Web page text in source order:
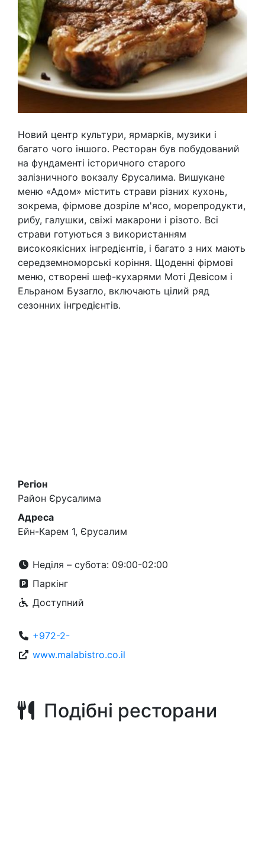
Новий центр культури, ярмарків, музики і
багато чого іншого. Ресторан був побудований
на фундаменті історичного старого
залізничного вокзалу Єрусалима. Вишукане
меню «Адом» містить страви різних кухонь,
зокрема, фірмове дозріле м'ясо, морепродукти,
рибу, галушки, свіжі макарони і різото. Всі
страви готуються з використанням
високоякісних інгредієнтів, і багато з них мають
середземноморські коріння. Щоденні фірмові
меню, створені шеф-кухарями Моті Девісом і
Ельраном Бузагло, включають цілий ряд
сезонних інгредієнтів.
Регіон
Район Єрусалима
Адреса
Ейн-Карем 1, Єрусалим
Неділя – субота: 09:00-02:00
Паркінг
Доступний
+972-2-
www.malabistro.co.il
Подібні ресторани